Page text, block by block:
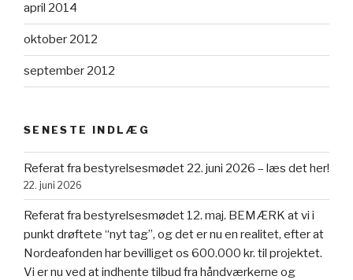
april 2014
oktober 2012
september 2012
SENESTE INDLÆG
Referat fra bestyrelsesmødet 22. juni 2026 – læs det her!
22. juni 2026
Referat fra bestyrelsesmødet 12. maj. BEMÆRK at vi i
punkt drøftete “nyt tag”, og det er nu en realitet, efter at
Nordeafonden har bevilliget os 600.000 kr. til projektet.
Vi er nu ved at indhente tilbud fra håndværkerne og